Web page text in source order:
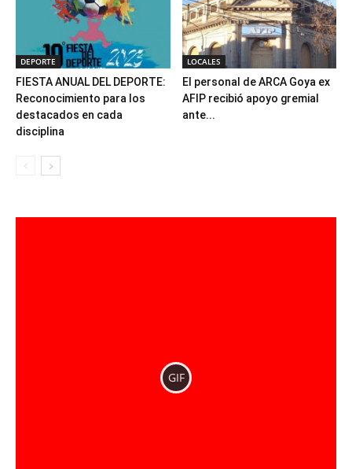
DEPORTE
FIESTA ANUAL DEL DEPORTE:
Reconocimiento para los
destacados en cada
disciplina
LOCALES
El personal de ARCA Goya ex
AFIP recibió apoyo gremial
ante...
GIF